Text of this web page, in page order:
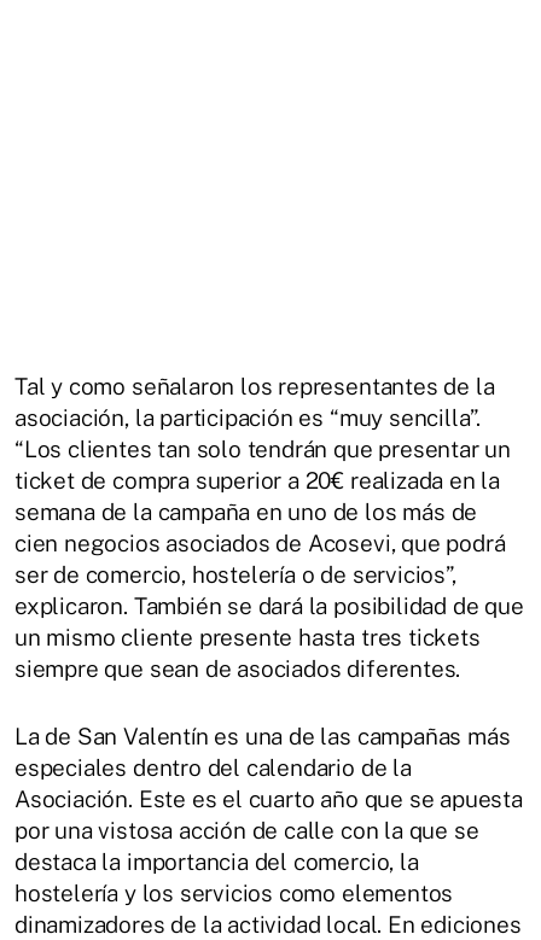
Tal y como señalaron los representantes de la
asociación, la participación es “muy sencilla”.
“Los clientes tan solo tendrán que presentar un
ticket de compra superior a 20€ realizada en la
semana de la campaña en uno de los más de
cien negocios asociados de Acosevi, que podrá
ser de comercio, hostelería o de servicios”,
explicaron. También se dará la posibilidad de que
un mismo cliente presente hasta tres tickets
siempre que sean de asociados diferentes.
La de San Valentín es una de las campañas más
especiales dentro del calendario de la
Asociación. Este es el cuarto año que se apuesta
por una vistosa acción de calle con la que se
destaca la importancia del comercio, la
hostelería y los servicios como elementos
dinamizadores de la actividad local. En ediciones